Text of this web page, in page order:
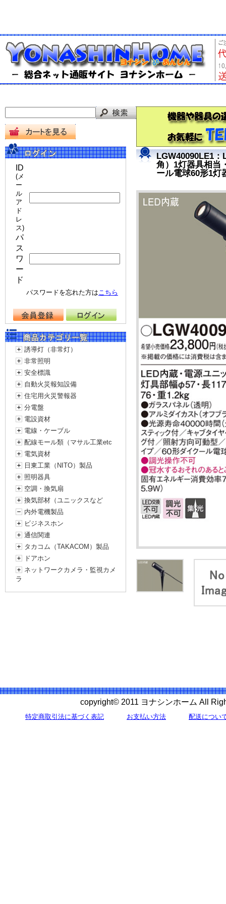
ID
(メ
ー
ル
ア
ド
レ
ス)
パ
ス
ワ
ー
ド
パスワードを忘れた方はこちら
誘導灯（非常灯）
非常照明
安全標識
自動火災報知設備
住宅用火災警報器
分電盤
電設資材
電線・ケーブル
配線モール類（マサル工業etc
電気資材
日東工業（NITO）製品
照明器具
空調・換気扇
換気部材（ユニックスなど
内外電機製品
ビジネスホン
通信関連
タカコム（TAKACOM）製品
ドアホン
ネットワークカメラ・監視カメ
ラ
LGW40090LE1
角）1灯器具相
ール電球60形1
copyright© 2011 ヨナシンホーム All
特定商取引法に基づく表記 お支払い方法 配送につい